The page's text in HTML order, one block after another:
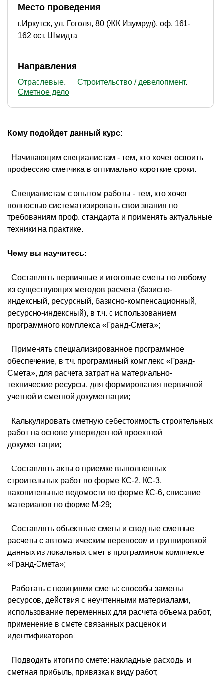
Место проведения
г.Иркутск, ул. Гоголя, 80 (ЖК Изумруд), оф. 161-
162 ост. Шмидта
Направления
Отраслевые
Строительство / девелопмент
Сметное дело
Кому подойдет данный курс:
 Начинающим специалистам - тем, кто хочет освоить
профессию сметчика в оптимально короткие сроки.
 Специалистам с опытом работы - тем, кто хочет
полностью систематизировать свои знания по
требованиям проф. стандарта и применять актуальные
техники на практике.
Чему вы научитесь:
 Составлять первичные и итоговые сметы по любому
из существующих методов расчета (базисно-
индексный, ресурсный, базисно-компенсационный,
ресурсно-индексный), в т.ч. с использованием
программного комплекса «Гранд-Смета»;
 Применять специализированное программное
обеспечение, в т.ч. программный комплекс «Гранд-
Смета», для расчета затрат на материально-
технические ресурсы, для формирования первичной
учетной и сметной документации;
 Калькулировать сметную себестоимость строительных
работ на основе утвержденной проектной
документации;
 Составлять акты о приемке выполненных
строительных работ по форме КС-2, КС-3,
накопительные ведомости по форме КС-6, списание
материалов по форме М-29;
 Составлять объектные сметы и сводные сметные
расчеты с автоматическим переносом и группировкой
данных из локальных смет в программном комплексе
«Гранд-Смета»;
 Работать с позициями сметы: способы замены
ресурсов, действия с неучтенными материалами,
использование переменных для расчета объема работ,
применение в смете связанных расценок и
идентификаторов;
 Подводить итоги по смете: накладные расходы и
сметная прибыль, привязка к виду работ,